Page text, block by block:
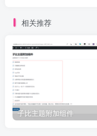
相关推荐
子比主题附加组件